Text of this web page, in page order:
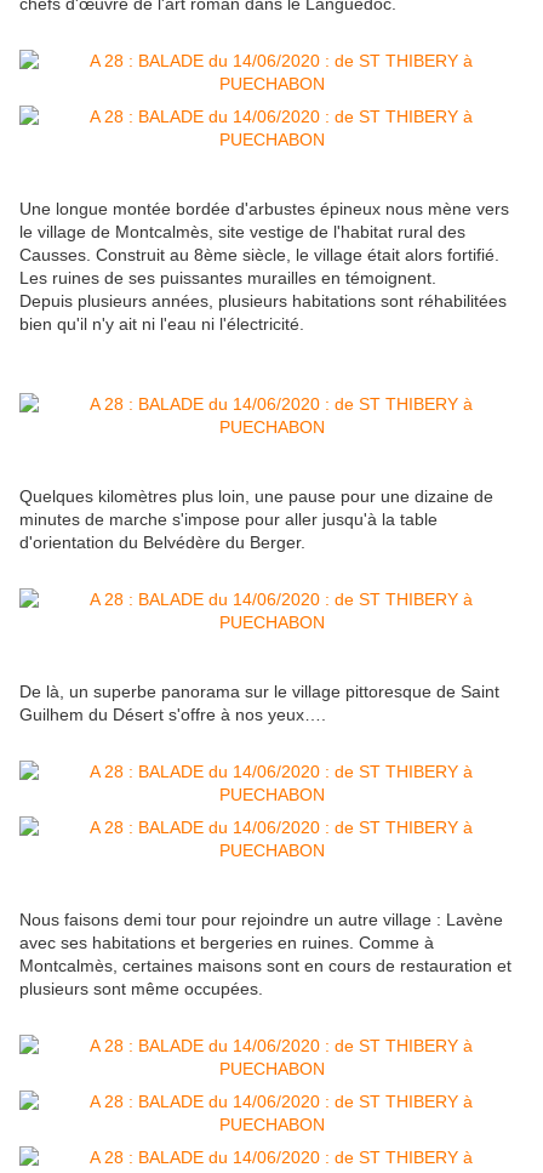
Une longue montée bordée d'arbustes épineux nous mène vers
le village de Montcalmès, site vestige de l'habitat rural des
Causses. Construit au 8ème siècle, le village était alors fortifié.
Les ruines de ses puissantes murailles en témoignent.
Depuis plusieurs années, plusieurs habitations sont réhabilitées
bien qu'il n'y ait ni l'eau ni l'électricité.
Quelques kilomètres plus loin, une pause pour une dizaine de
minutes de marche s'impose pour aller jusqu'à la table
d'orientation du Belvédère du Berger.
De là, un superbe panorama sur le village pittoresque de Saint
Guilhem du Désert s'offre à nos yeux….
Nous faisons demi tour pour rejoindre un autre village : Lavène
avec ses habitations et bergeries en ruines. Comme à
Montcalmès, certaines maisons sont en cours de restauration et
plusieurs sont même occupées.